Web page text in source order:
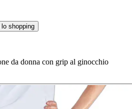
shopping
da donna con grip al ginocchio